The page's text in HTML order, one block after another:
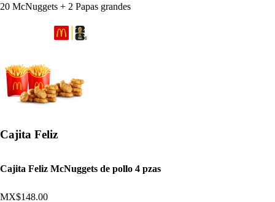
20 McNuggets + 2 Papas grandes
Cajita Feliz
Cajita Feliz McNuggets de pollo 4 pzas
MX$148.00